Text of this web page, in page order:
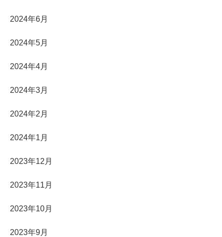
2024年6月
2024年5月
2024年4月
2024年3月
2024年2月
2024年1月
2023年12月
2023年11月
2023年10月
2023年9月